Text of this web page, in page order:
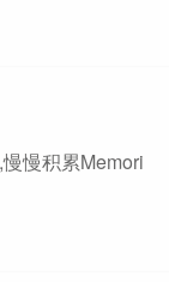
慢积累Memori